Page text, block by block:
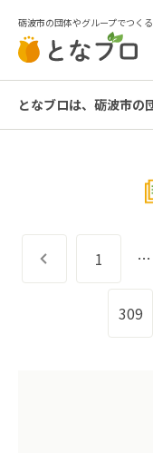
砺波市の団体やグループでつく
となブロは、砺波市の
1 …
309